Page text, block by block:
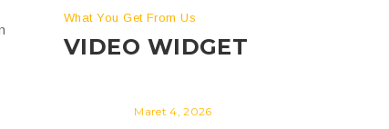
What You Get From Us
VIDEO WIDGET
Maret 4, 2026